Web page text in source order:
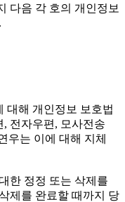
다음 각 호의 개인정보
대해 개인정보 보호법
전자우편, 모사전송
우는 이에 대해 지체
한 정정 또는 삭제를
제를 완료할 때까지 당